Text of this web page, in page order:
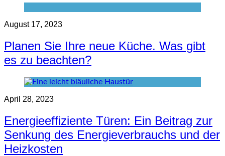
August 17, 2023
Planen Sie Ihre neue Küche. Was gibt
es zu beachten?
April 28, 2023
Energieeffiziente Türen: Ein Beitrag zur
Senkung des Energieverbrauchs und der
Heizkosten